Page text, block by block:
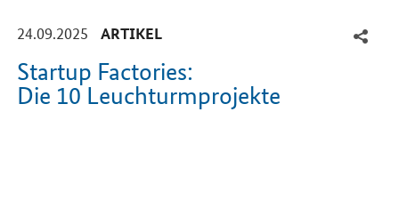
24.09.2025 -
ARTIKEL
Startup Factories:
Die 10 Leuchturmprojekte